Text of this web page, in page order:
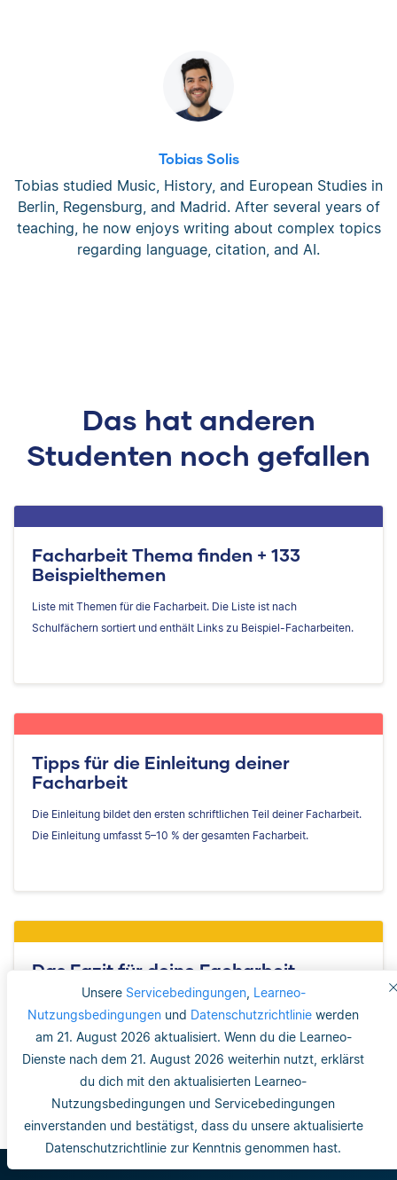
Unsere Servicebedingungen, Learneo-
Nutzungsbedingungen und Datenschutzrichtlinie werden
am 21. August 2026 aktualisiert. Wenn du die Learneo-
Dienste nach dem 21. August 2026 weiterhin nutzt, erklärst
du dich mit den aktualisierten Learneo-
Nutzungsbedingungen und Servicebedingungen
einverstanden und bestätigst, dass du unsere aktualisierte
Datenschutzrichtlinie zur Kenntnis genommen hast.
Tobias Solis
Tobias studied Music, History, and European Studies in
Berlin, Regensburg, and Madrid. After several years of
teaching, he now enjoys writing about complex topics
regarding language, citation, and AI.
Das hat anderen
Studenten noch gefallen
Facharbeit Thema finden + 133
Beispielthemen
Liste mit Themen für die Facharbeit. Die Liste ist nach
Schulfächern sortiert und enthält Links zu Beispiel-Facharbeiten.
Tipps für die Einleitung deiner
Facharbeit
Die Einleitung bildet den ersten schriftlichen Teil deiner Facharbeit.
Die Einleitung umfasst 5–10 % der gesamten Facharbeit.
Das Fazit für deine Facharbeit
schreiben
Im Fazit fasst du die zentralen Ergebnisse deiner Facharbeit
zusammen. Wir empfehlen, das Fazit in Anlehnung an die Einleitung
zu schreiben.